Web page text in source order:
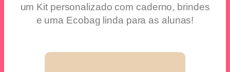
um Kit personalizado com caderno, brindes
e uma Ecobag linda para as alunas!